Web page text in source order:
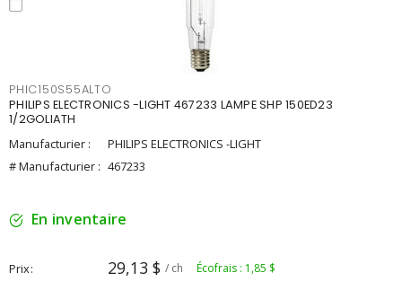
PHIC150S55ALTO
PHILIPS ELECTRONICS -LIGHT 467233 LAMPE SHP 150ED23
1/2GOLIATH
Manufacturier :
PHILIPS ELECTRONICS -LIGHT
# Manufacturier : 467233
En inventaire
Prix 29,13 $ / ch Écofrais : 1,85 $